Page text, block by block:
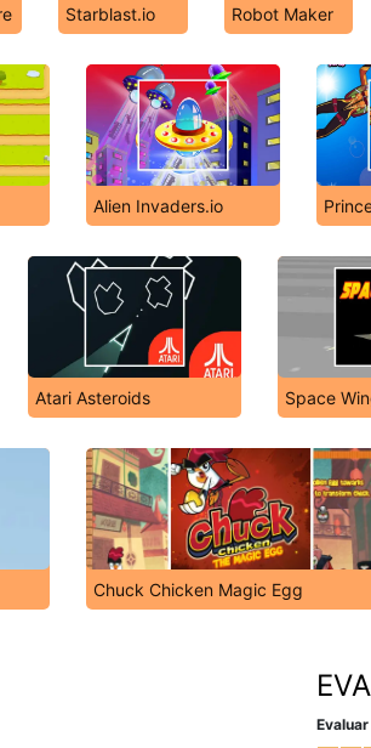
Starblast.io Robot Maker
Alien Invaders.io
Atari Asteroids Space
Chuck Chicken Magic Egg